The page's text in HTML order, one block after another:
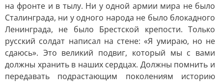
на фронте и в тылу. Ни у одной армии мира не было
Сталинграда, ни у одного народа не было блокадного
Ленинграда, не было Брестской крепости. Только
русский солдат написал на стене: «Я умираю, но не
сдаюсь». Это великий подвиг, который мы с вами
должны хранить в наших сердцах. Должны помнить и
передавать подрастающим поколениям историю